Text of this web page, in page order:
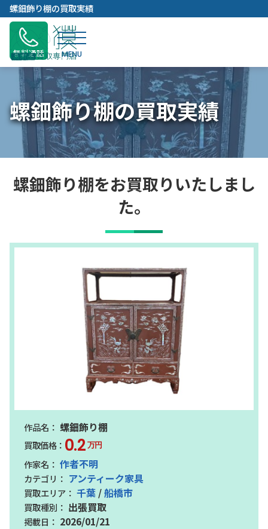
容
キ
ッ
プ
螺鈿飾り棚の買取実績
無料通話
螺鈿飾り棚の買取実績
螺鈿飾り棚をお買取りいたしまし
た。
螺鈿飾り棚
0.2万円
作者不明
アンティーク家具
千葉 /船橋市
出張買取
2026/01/21